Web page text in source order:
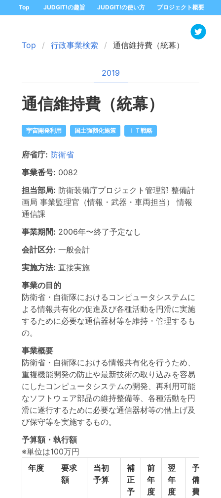
Top JUDGIT!の趣旨 JUDGIT!の使い方 プロジェクト概要
Top 行政事業検索 通信維持費（統幕）
2019
通信維持費（統幕）
宇宙開発利用 国土強靱化施策 ＩＴ戦略
府省庁: 防衛省
事業番号: 0082
担当部局: 防衛装備庁プロジェクト管理部 整備計
画局 事業監理官（情報・武器・車両担当） 情報
通信課
事業期間: 2006年〜終了予定なし
会計区分: 一般会計
実施方法: 直接実施
事業の目的
防衛省・自衛隊におけるコンピュータシステムに
よる情報共有化の促進及び各種活動を円滑に実施
するために必要な通信器材等を維持・管理するも
の。
事業概要
防衛省・自衛隊における情報共有化を行うため、
重複機能開発の防止や最新技術の取り込みを容易
にしたコンピュータシステムの開発、再利用可能
なソフトウェア部品の維持整備等、各種活動を円
滑に遂行するために必要な通信器材等の借上げ及
び保守等を実施するもの。
予算額・執行額
※単位は100万円
年度
要求
額
当初
予算
補
正
予
前
年
度
翌
年
度
予
備
費